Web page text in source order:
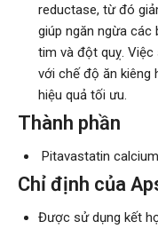
reductase, từ đó
giúp ngăn ngừa
tim và đột quỵ.
với chế độ ăn kiêng
hiệu quả tối ưu.
Thành phần
Pitavastatin
Chỉ định của
Được sử dụng kết